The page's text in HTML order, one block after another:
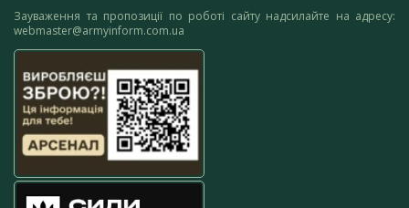
Зауваження та пропозиції по роботі сайту надсилайте на адресу:
webmaster@armyinform.com.ua